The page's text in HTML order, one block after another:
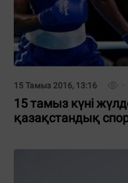
15 Тамыз 2016, 13:16
15 тамыз күні
қазақстандық